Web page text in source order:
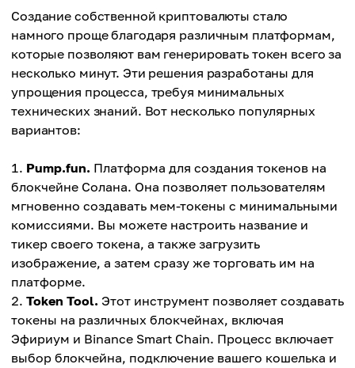
Создание собственной криптовалюты стало
намного проще благодаря различным платформам,
которые позволяют вам генерировать токен всего за
несколько минут. Эти решения разработаны для
упрощения процесса, требуя минимальных
технических знаний. Вот несколько популярных
вариантов:
Pump.fun. Платформа для создания токенов на
блокчейне Солана. Она позволяет пользователям
мгновенно создавать мем-токены с минимальными
комиссиями. Вы можете настроить название и
тикер своего токена, а также загрузить
изображение, а затем сразу же торговать им на
платформе.
Token Tool. Этот инструмент позволяет создавать
токены на различных блокчейнах, включая
Эфириум и Binance Smart Chain. Процесс включает
выбор блокчейна, подключение вашего кошелька и